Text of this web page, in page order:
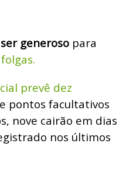
generoso para
prevê dez
pontos facultativos
nove cairão em dias
nos últimos